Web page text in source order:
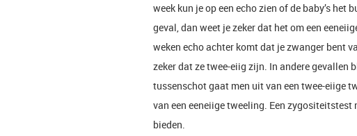
week kun je op een echo zien of de baby’s
geval, dan weet je zeker dat het om een
weken echo achter komt dat je zwanger bent
zeker dat ze twee-eiig zijn. In andere gevallen
tussenschot gaat men uit van een twee-eiige
van een eeneiige tweeling. Een
bieden.